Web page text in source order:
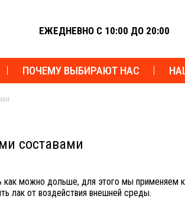
ЕЖЕДНЕВНО С 10:00 ДО 20:00
ПОЧЕМУ ВЫБИРАЮТ НАС
составами
можно дольше, для этого мы применяем
лак от воздействия внешней среды.